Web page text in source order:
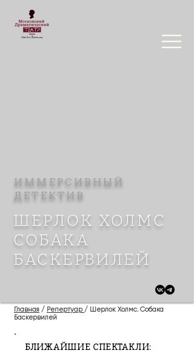
ИММЕРСИВНЫЙ
ДЕТЕКТИВ
ШЕРЛОК ХОЛМС
СОБАКА
БАСКЕРВИЛЕЙ
Главная / Репертуар / Шерлок Холмс. Собака
Баскервилей
БЛИЖАЙШИЕ СПЕКТАКЛИ: